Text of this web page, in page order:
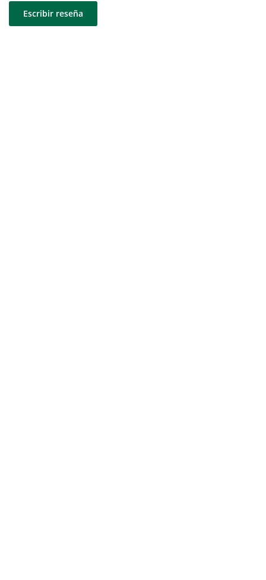
Escribir reseña